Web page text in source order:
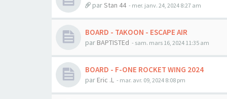
parStan 44 - mer. janv. 24, 2024 8:27 am
BOARD - TAKOON - ESCAPE AIR
par BAPTISTEd - sam. mars 16, 2024 11:35 am
BOARD - F-ONE ROCKET WING 2024
par Eric .L - mar. avr. 09, 2024 8:08 pm